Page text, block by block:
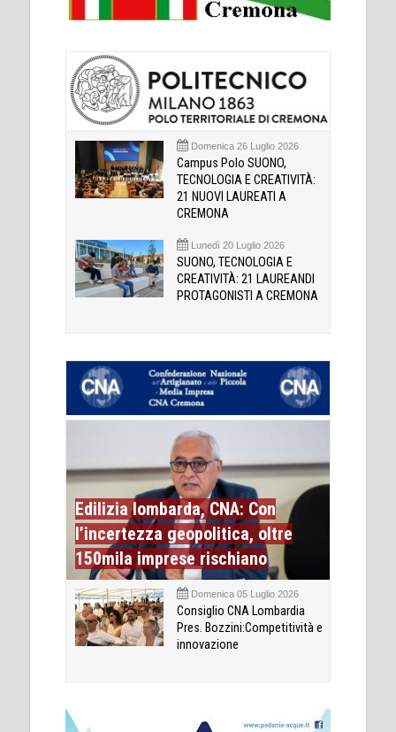
Domenica 26 Luglio 2026
Campus Polo SUONO,
TECNOLOGIA E CREATIVITÀ:
21 NUOVI LAUREATI A
CREMONA
Lunedì 20 Luglio 2026
SUONO, TECNOLOGIA E
CREATIVITÀ: 21 LAUREANDI
PROTAGONISTI A CREMONA
Edilizia lombarda, CNA: Con
l’incertezza geopolitica, oltre
150mila imprese rischiano
Domenica 05 Luglio 2026
Consiglio CNA Lombardia
Pres. Bozzini:Competitività e
innovazione